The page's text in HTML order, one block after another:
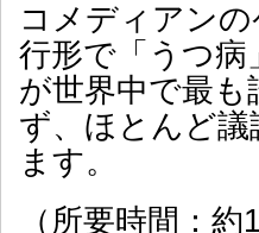
コメディアン
行形で「うつ
が世界中で最
ず、ほとんど
ます。
（所要時間：約